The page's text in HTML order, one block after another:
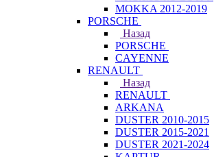
MOKKA 2012-2019
PORSCHE
Назад
PORSCHE
CAYENNE
RENAULT
Назад
RENAULT
ARKANA
DUSTER 2010-2015
DUSTER 2015-2021
DUSTER 2021-2024